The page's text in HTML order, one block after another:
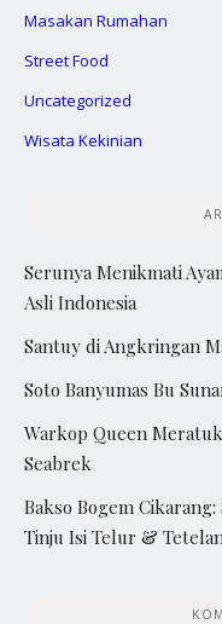
Masakan Rumahan
Street Food
Uncategorized
Wisata Kekinian
Serunya Menikmati
Asli Indonesia
Santuy di Angkringan
Soto Banyumas Bu
Warkop Queen
Seabrek
Bakso Bogem Cikarang:
Tinju Isi Telur &